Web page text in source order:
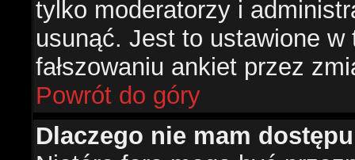
tylko moderatorzy i
usunąć. Jest to ustawione
fałszowaniu ankiet przez
Powrót do góry
Dlaczego nie mam